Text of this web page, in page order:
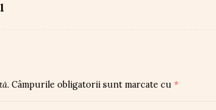
Câmpurile obligatorii sunt marcate cu *